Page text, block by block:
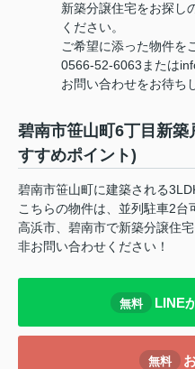
新築分譲住宅をお探し
ください。
ご希望に添った物件を
0566-52-6063または
お問い合わせをお待ち
碧南市笹山町6丁目新
すすめポイント)
碧南市笹山町に建築される
こちらの物件は、並列駐車2台
高浜市、碧南市で新築分譲住
非お問い合わせください！
無料 LINE
無料